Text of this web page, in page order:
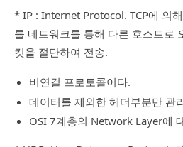
* IP : Internet Protocol. TCP에 의
를 네트워크를 통해 다른 호스트로
킷을 절단하여 전송.
비연결 프로토콜이다.
데이터를 제외한 헤더부분만 관
OSI 7계층의 Network Layer에